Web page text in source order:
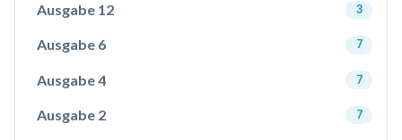
Ausgabe 12 3
Ausgabe 6 7
Ausgabe 4 7
Ausgabe 2 7